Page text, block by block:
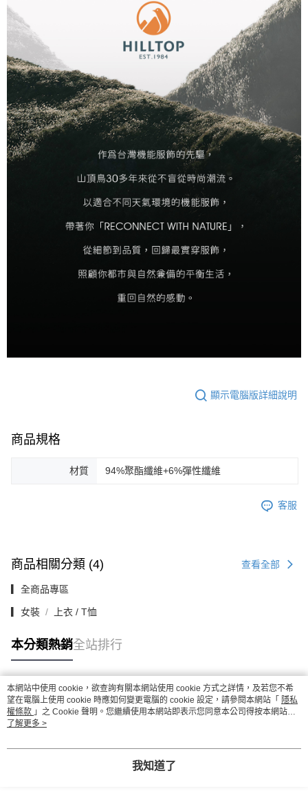
顯示電腦版詳細說明
商品規格
材質 94%聚酯纖維+6%彈性纖維
客服
商品相關分類 (4) 查看全部
▎全商品專區
▎女裝 上衣 / T恤
本分類熱銷全站排行
熱門標籤
本網站中使用 cookie，欲查詢有關本網站使用 cookie 方式之詳情，及若您不希
望在電腦上使用 cookie 時應如何變更電腦的 cookie 設定，請參閱本網站「 隱私
權條款 」之 Cookie 聲明。您繼續使用本網站即表示您同意本公司得按本網站使
用條款之 Cookie 聲明使用 cookie。
了解更多 >
我知道了